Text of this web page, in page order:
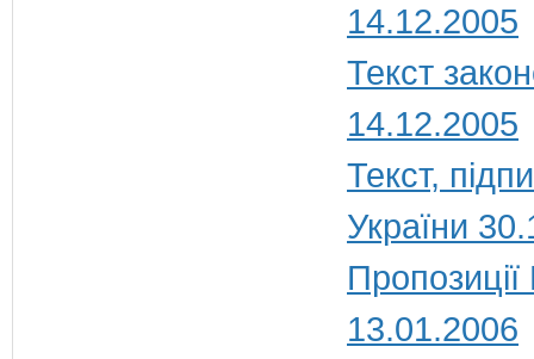
14.12.2005
Текст
14.12.2005
Текст,
України
13.01.2006